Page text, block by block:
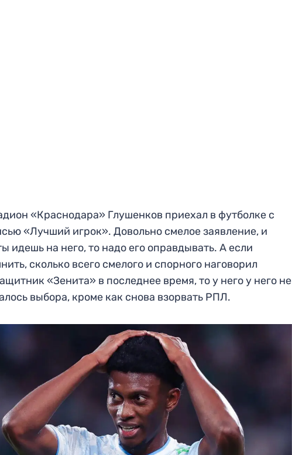
«Краснодара» Глушенков приехал в футболке с
«Лучший игрок». Довольно смелое заявление, и
идешь на него, то надо его оправдывать. А если
сколько всего смелого и спорного наговорил
«Зенита» в последнее время, то у него у него не
выбора, кроме как снова взорвать РПЛ.